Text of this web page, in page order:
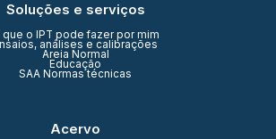
Soluções e serviços
que o IPT pode fazer por mim
análises e calibrações
Areia Normal
Educação
SAA Normas técnicas
Acervo